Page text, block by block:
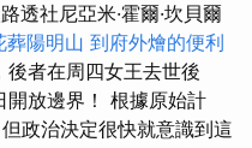
透社尼亞米·霍爾·坎貝爾
葬陽明山 到府外燴的便利
者在周四女王去世後
開放邊界！ 根據原始計
政治決定很快就意識到這